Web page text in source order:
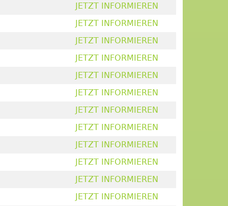
JETZT INFORMIEREN
JETZT INFORMIEREN
JETZT INFORMIEREN
JETZT INFORMIEREN
JETZT INFORMIEREN
JETZT INFORMIEREN
JETZT INFORMIEREN
JETZT INFORMIEREN
JETZT INFORMIEREN
JETZT INFORMIEREN
JETZT INFORMIEREN
JETZT INFORMIEREN